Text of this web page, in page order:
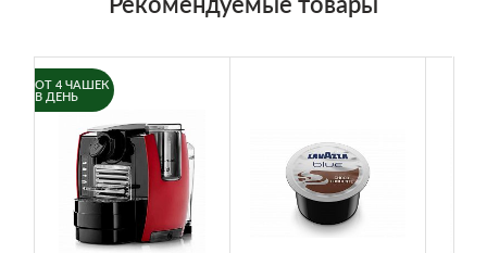
ОТ 4 ЧАШЕК
В ДЕНЬ